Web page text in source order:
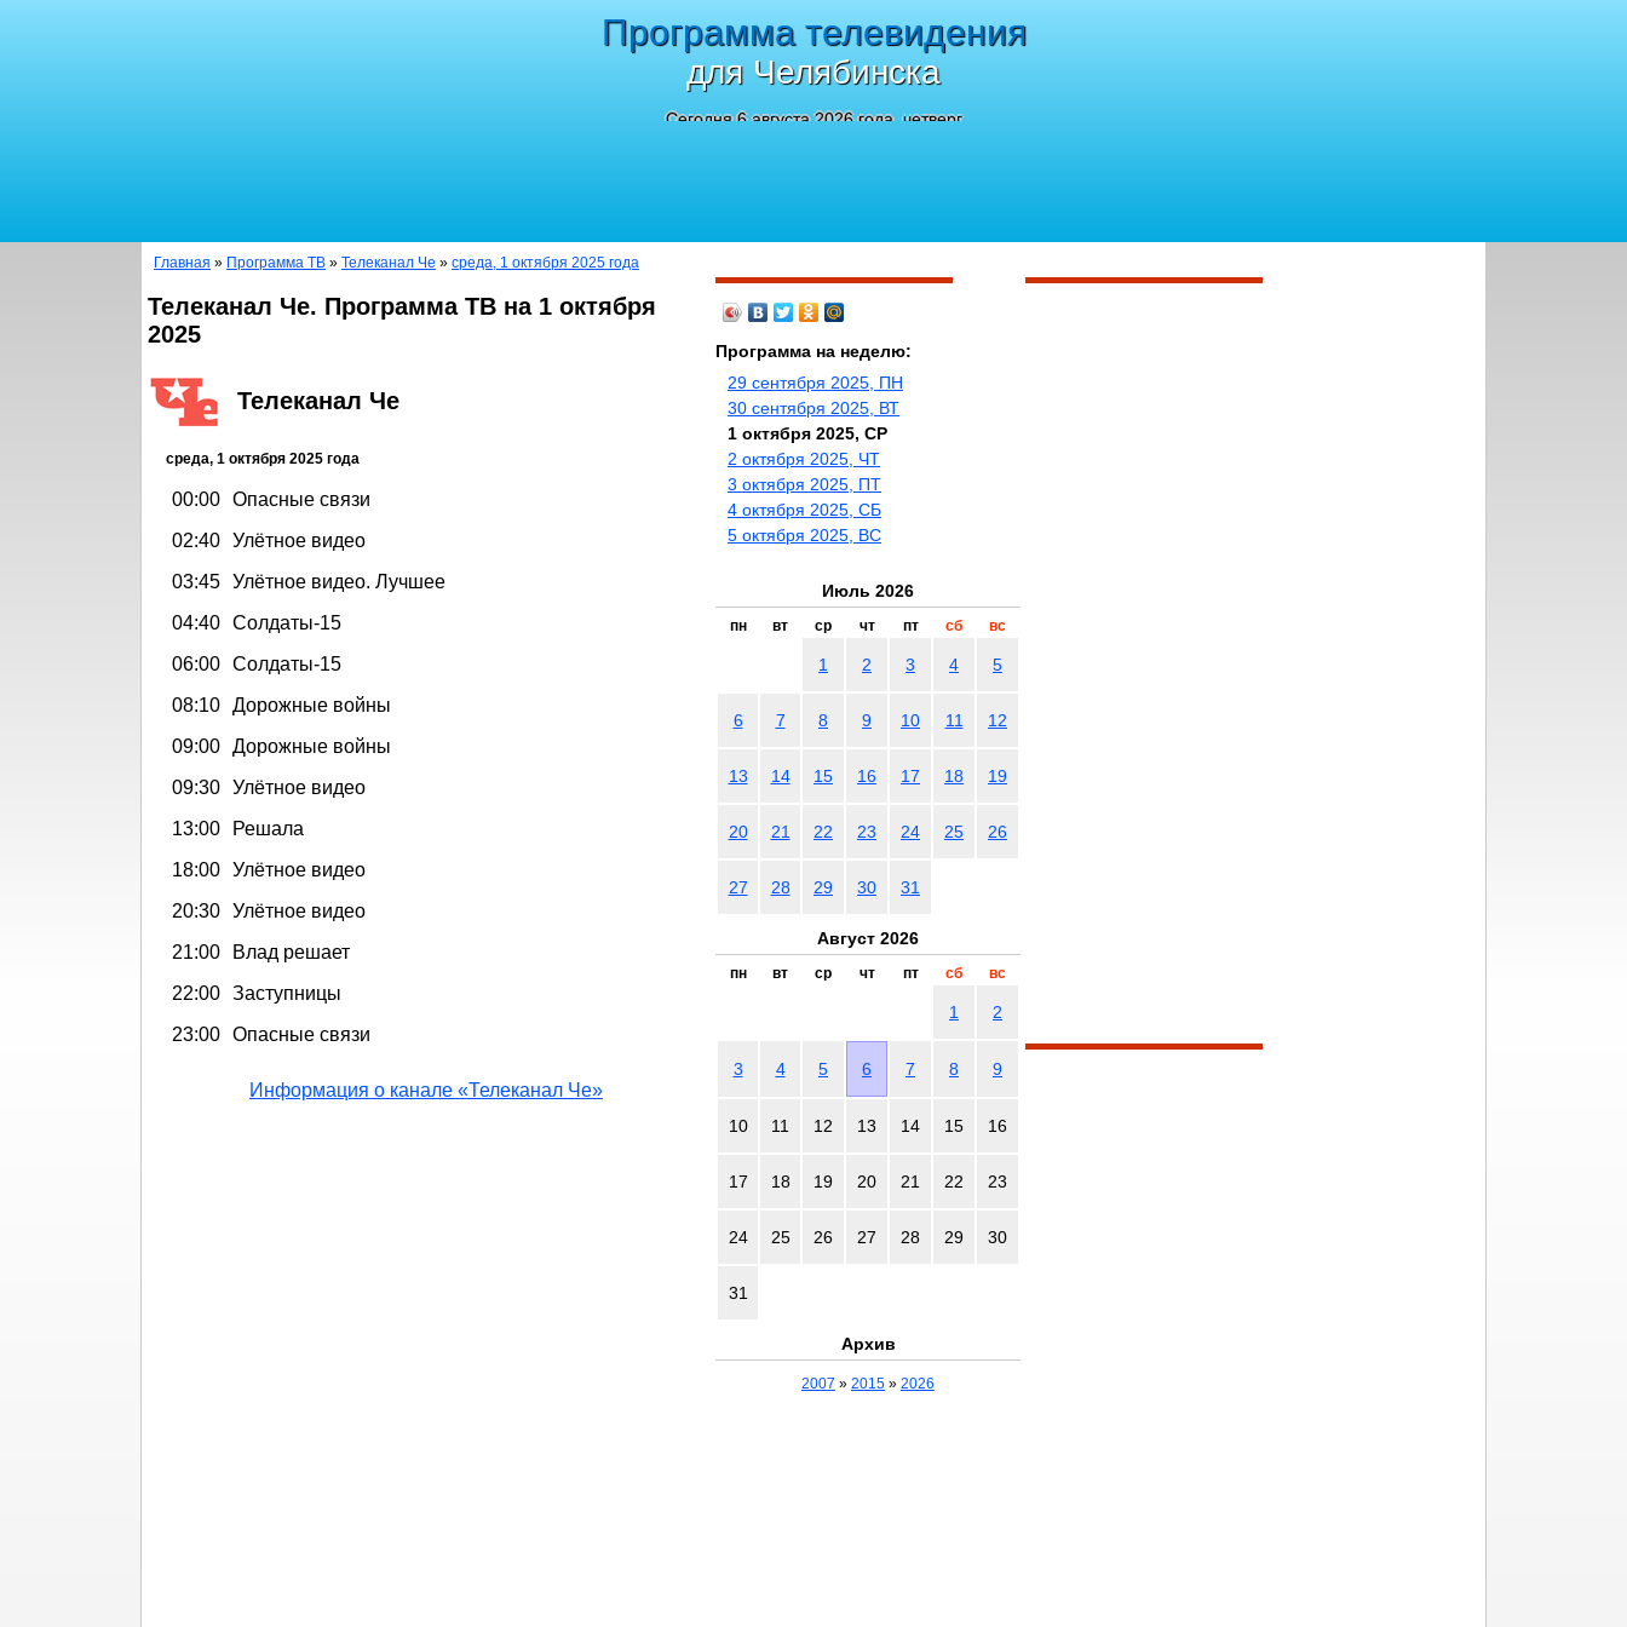
Программа телевидения
для Челябинска
Сегодня 6 августа 2026 года, четверг
Главная » Программа ТВ » Телеканал Че » среда, 1 октября 2025 года
Телеканал Че. Программа ТВ на 1 октября
2025
Телеканал Че
среда, 1 октября 2025 года
00:00 Опасные связи
02:40 Улётное видео
03:45 Улётное видео. Лучшее
04:40 Солдаты-15
06:00 Солдаты-15
08:10 Дорожные войны
09:00 Дорожные войны
09:30 Улётное видео
13:00
Решала
18:00 Улётное видео
20:30 Улётное видео
21:00
Влад решает
22:00 Заступницы
23:00 Опасные связи
Информация о канале «Телеканал Че»
Программа на неделю:
29 сентября 2025, ПН
30 сентября 2025, ВТ
1 октября 2025, СР
2 октября 2025, ЧТ
3 октября 2025, ПТ
4 октября 2025, СБ
5 октября 2025, ВС
Июль 2026
пн вт ср чт пт сб вс
1 2 3 4 5
6 7 8 9 10 11 12
13 14 15 16 17 18 19
20 21 22 23 24 25 26
27 28 29 30 31
Август 2026
пн вт ср чт пт сб вс
1 2
3 4 5 6 7 8 9
10 11 12 13 14 15 16
17 18 19 20 21 22 23
24 25 26 27 28 29 30
31
Архив
2007 » 2015 » 2026